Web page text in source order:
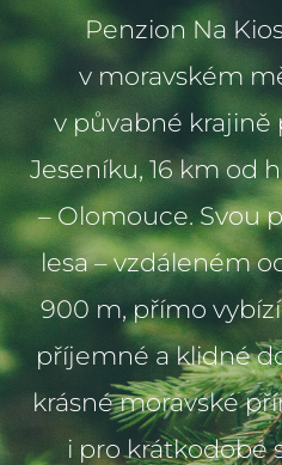
Penzion Na
v moravském
v půvabné
Jeseníku, 16 km od
– Olomouce. Svou
lesa – vzdáleném
900 m, přímo
příjemné a klidné
krásné moravské
i pro krátkodobé